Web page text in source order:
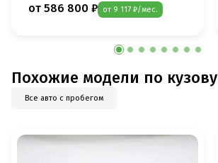
от 586 800 ₽ от 9 117 ₽/мес.
Похожие модели по кузову
Все авто с пробегом